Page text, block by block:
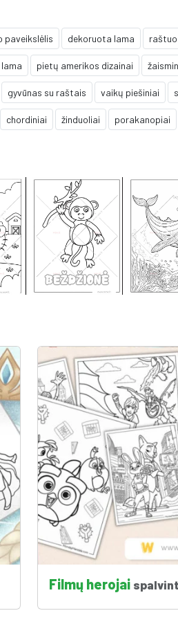
paveikslėlis dekoruota lama
pietų amerikos dizainai
gyvūnas su raštais vaikų piešiniai
chordiniai žinduoliai porakanopiai
Filmų herojai